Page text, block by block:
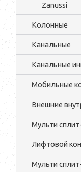
Zanussi
Колонные
Канальные
Канальные
Мобильные
Внешние
Мульти
Лифтовой
Мульти